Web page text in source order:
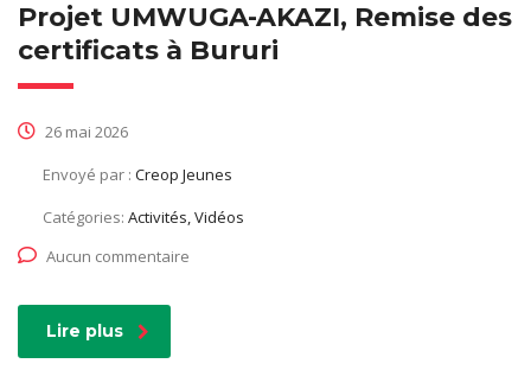
Projet UMWUGA-AKAZI, Remise des
certificats à Bururi
26 mai 2026
Envoyé par : Creop Jeunes
Catégories: Activités, Vidéos
Aucun commentaire
Lire plus